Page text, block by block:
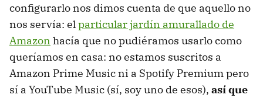
configurarlo nos dimos cuenta de que aquello no
nos servía: elparticular jardín amurallado de
Amazon hacía que no pudiéramos usarlo como
queríamos en casa: no estamos suscritos a
Amazon Prime Music ni a Spotify Premium pero
sí a YouTube Music (sí, soy uno de esos), así que